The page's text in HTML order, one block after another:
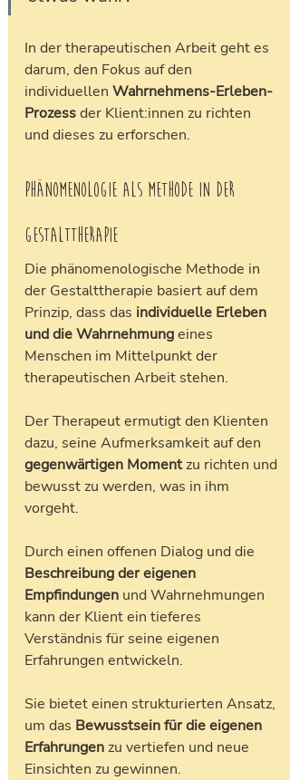
In der therapeutischen Arbeit geht es
darum, den Fokus auf den
individuellen Wahrnehmens-Erleben-
Prozess der Klient:innen zu richten
und dieses zu erforschen.
Phänomenologie als Methode in der
Gestalttherapie
Die phänomenologische Methode in
der Gestalttherapie basiert auf dem
Prinzip, dass das individuelle Erleben
und die Wahrnehmung eines
Menschen im Mittelpunkt der
therapeutischen Arbeit stehen.
Der Therapeut ermutigt den Klienten
dazu, seine Aufmerksamkeit auf den
gegenwärtigen Moment zu richten und
bewusst zu werden, was in ihm
vorgeht.
Durch einen offenen Dialog und die
Beschreibung der eigenen
Empfindungen und Wahrnehmungen
kann der Klient ein tieferes
Verständnis für seine eigenen
Erfahrungen entwickeln.
Sie bietet einen strukturierten Ansatz,
um das Bewusstsein für die eigenen
Erfahrungen zu vertiefen und neue
Einsichten zu gewinnen.